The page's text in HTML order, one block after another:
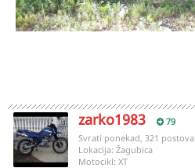
zarko1983 79
Svrati ponekad, 321 postova
Lokacija: Žagubica
Motocikl: XT